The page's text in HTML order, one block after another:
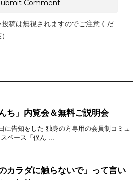
稿は無視されますのでご注意くだ
んち」内覧会＆無料ご説明会
に告知をした 独身の方専用の会員制コミュ
ペース「僕ん ...
のカラダに触らないで」って言い